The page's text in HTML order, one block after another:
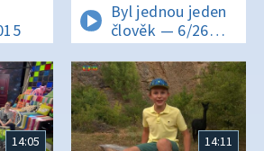
Byl jednou jeden
člověk — 6/26
Periklova doba
14:05 14:11